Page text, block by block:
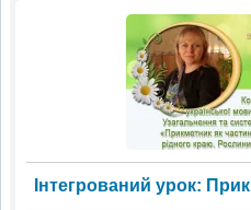
Інтегрований урок: